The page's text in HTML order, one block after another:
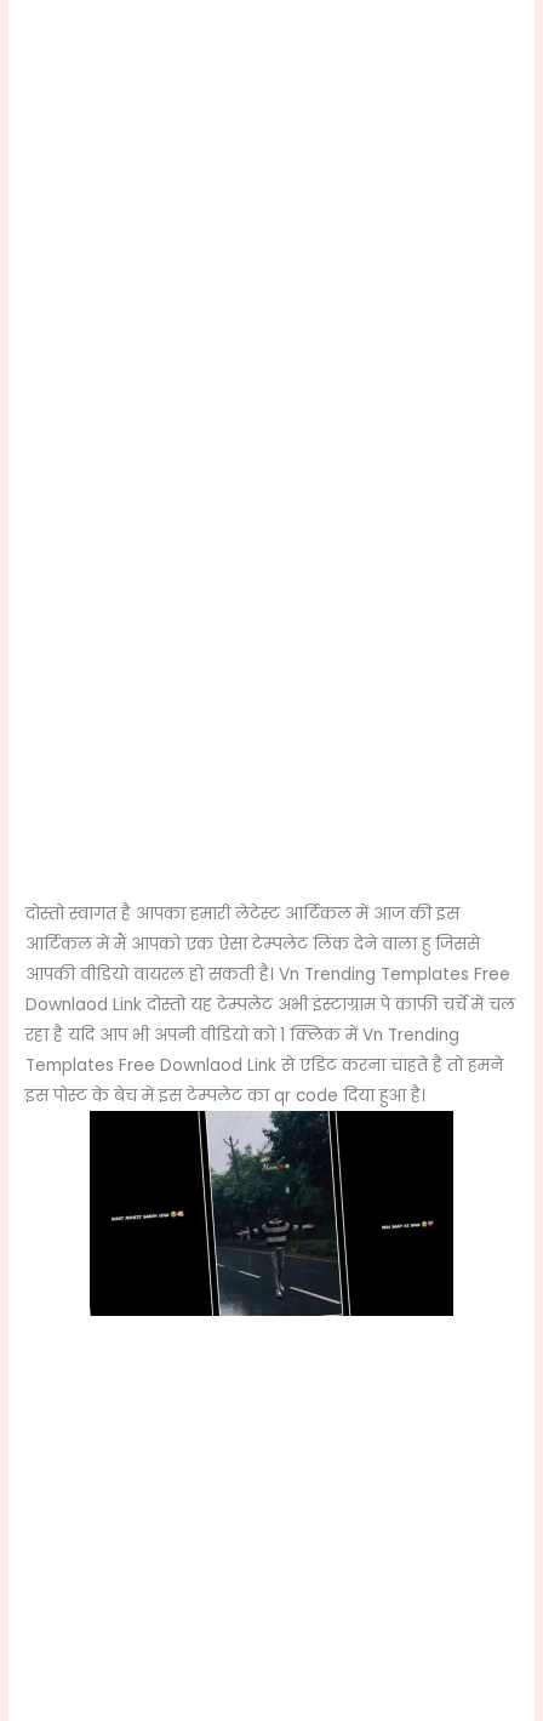
दोस्तो स्वागत है आपका हमारी लेटेस्ट आर्टिकल में आज की इस
आर्टिकल में मैं आपको एक ऐसा टेम्पलेट लिंक देने वाला हु जिससे
आपकी वीडियो वायरल हो सकती है। Vn Trending Templates Free
Downlaod Link दोस्तो यह टेम्पलेट अभी इंस्टाग्राम पे काफी चर्चे में चल
रहा है यदि आप भी अपनी वीडियो को 1 क्लिक में Vn Trending
Templates Free Downlaod Link से एडिट करना चाहते है तो हमने
इस पोस्ट के बेच में इस टेम्पलेट का qr code दिया हुआ है।